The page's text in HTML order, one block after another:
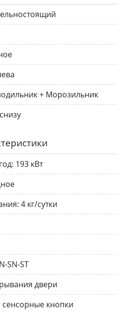
+ Морозильник
снизу
193 кВт
4 кг/сутки
N-SN-ST
двери
сенсорные кнопки